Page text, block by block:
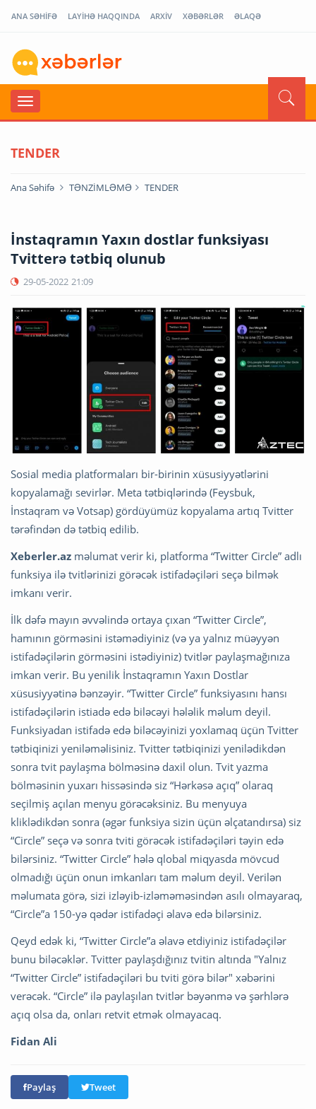
ANA SƏHİFƏ LAYİHƏ HAQQINDA ARXİV XƏBƏRLƏR ƏLAQƏ
TENDER
Ana Səhifə TƏNZİMLƏMƏ TENDER
İnstaqramın Yaxın dostlar funksiyası
Tvitterə tətbiq olunub
29-05-2022 21:09
Sosial media platformaları bir-birinin xüsusiyyətlərini
kopyalamağı sevirlər. Meta tətbiqlərində (Feysbuk,
İnstaqram və Votsap) gördüyümüz kopyalama artıq Tvitter
tərəfindən də tətbiq edilib.
Xeberler.az məlumat verir ki, platforma “Twitter Circle” adlı
funksiya ilə tvitlərinizi görəcək istifadəçiləri seçə bilmək
imkanı verir.
İlk dəfə mayın əvvəlində ortaya çıxan “Twitter Circle”,
hamının görməsini istəmədiyiniz (və ya yalnız müəyyən
istifadəçilərin görməsini istədiyiniz) tvitlər paylaşmağınıza
imkan verir. Bu yenilik İnstaqramın Yaxın Dostlar
xüsusiyyətinə bənzəyir. “Twitter Circle” funksiyasını hansı
istifadəçilərin istiadə edə biləcəyi hələlik məlum deyil.
Funksiyadan istifadə edə biləcəyinizi yoxlamaq üçün Tvitter
tətbiqinizi yeniləməlisiniz. Tvitter tətbiqinizi yenilədikdən
sonra tvit paylaşma bölməsinə daxil olun. Tvit yazma
bölməsinin yuxarı hissəsində siz “Hərkəsə açıq” olaraq
seçilmiş açılan menyu görəcəksiniz. Bu menyuya
kliklədikdən sonra (əgər funksiya sizin üçün əlçatandırsa) siz
“Circle” seçə və sonra tviti görəcək istifadəçiləri təyin edə
bilərsiniz. “Twitter Circle” hələ qlobal miqyasda mövcud
olmadığı üçün onun imkanları tam məlum deyil. Verilən
məlumata görə, sizi izləyib-izləməməsindən asılı olmayaraq,
“Circle”a 150-yə qədər istifadəçi əlavə edə bilərsiniz.
Qeyd edək ki, “Twitter Circle”a əlavə etdiyiniz istifadəçilər
bunu biləcəklər. Tvitter paylaşdığınız tvitin altında "Yalnız
“Twitter Circle” istifadəçiləri bu tviti görə bilər" xəbərini
verəcək. “Circle” ilə paylaşılan tvitlər bəyənmə və şərhlərə
açıq olsa da, onları retvit etmək olmayacaq.
Fidan Ali
Paylaş Tweet